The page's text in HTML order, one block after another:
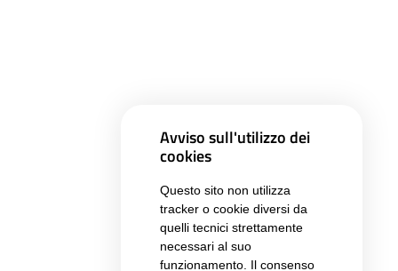
Avviso sull'utilizzo dei
cookies
Questo sito non utilizza
tracker o cookie diversi da
quelli tecnici strettamente
necessari al suo
funzionamento. Il consenso